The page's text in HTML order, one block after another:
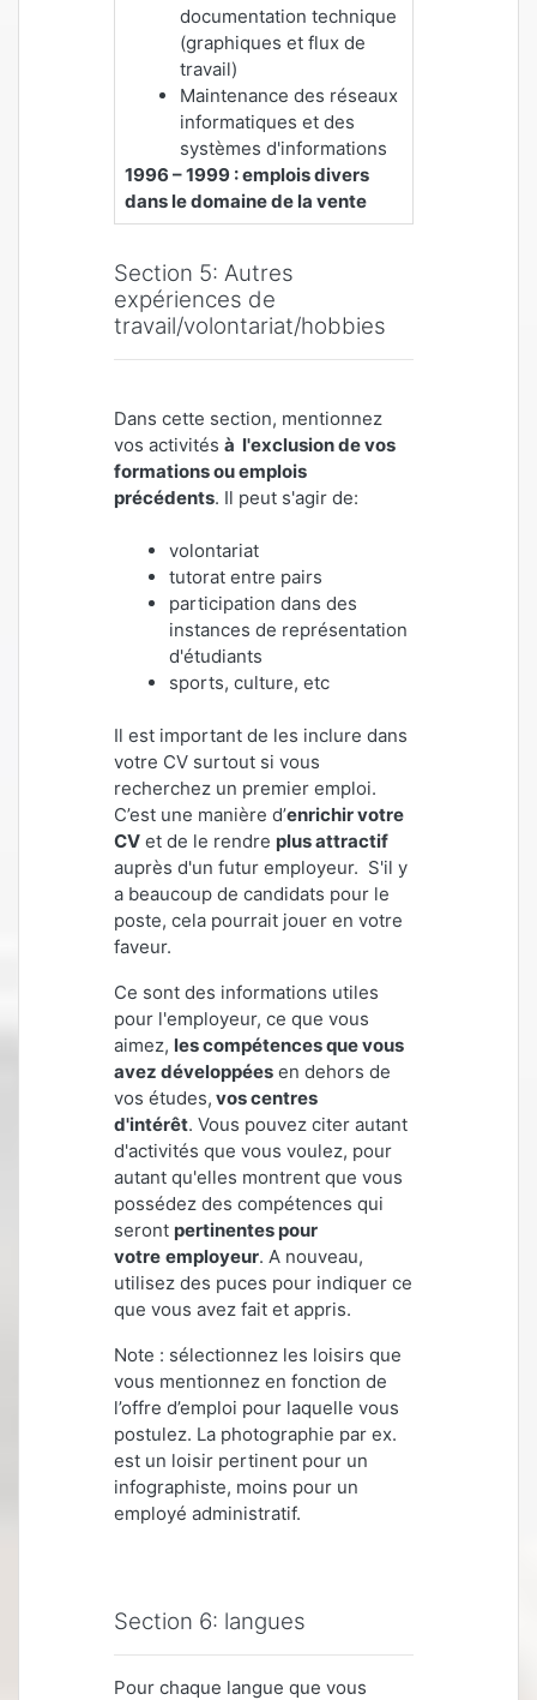
documentation technique
(graphiques et flux de
travail)
Maintenance des réseaux
informatiques et des
systèmes d'informations
1996 – 1999 : emplois divers
dans le domaine de la vente
Section 5: Autres
expériences de
travail/volontariat/hobbies
Dans cette section, mentionnez
vos activités à l'exclusion de vos
formations ou emplois
précédents. Il peut s'agir de:
volontariat
tutorat entre pairs
participation dans des
instances de représentation
d'étudiants
sports, culture, etc
Il est important de les inclure dans
votre CV surtout si vous
recherchez un premier emploi.
C’est une manière d’enrichir votre
CV et de le rendre plus attractif
auprès d'un futur employeur. S'il y
a beaucoup de candidats pour le
poste, cela pourrait jouer en votre
faveur.
Ce sont des informations utiles
pour l'employeur, ce que vous
aimez, les compétences que vous
avez développées en dehors de
vos études, vos centres
d'intérêt. Vous pouvez citer autant
d'activités que vous voulez, pour
autant qu'elles montrent que vous
possédez des compétences qui
seront pertinentes pour
votre employeur. A nouveau,
utilisez des puces pour indiquer ce
que vous avez fait et appris.
Note : sélectionnez les loisirs que
vous mentionnez en fonction de
l’offre d’emploi pour laquelle vous
postulez. La photographie par ex.
est un loisir pertinent pour un
infographiste, moins pour un
employé administratif.
Section 6: langues
Pour chaque langue que vous